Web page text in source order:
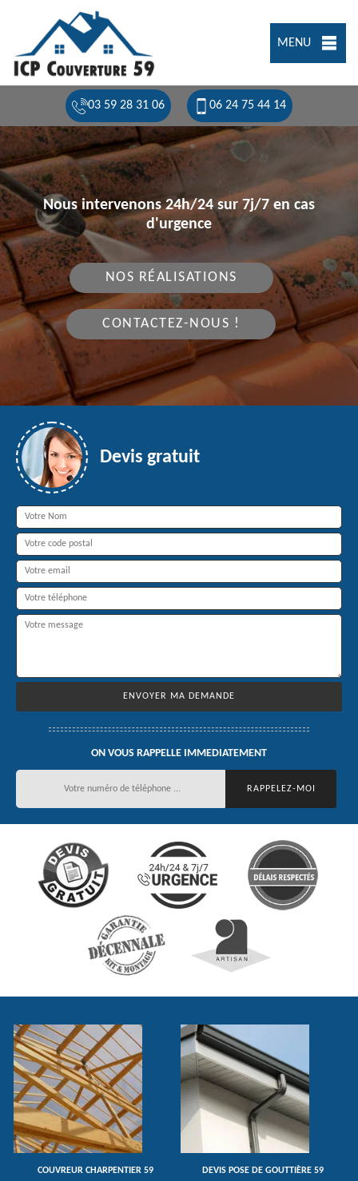
MENU
03 59 28 31 06 06 24 75 44 14
Nous intervenons 24h/24 sur 7j/7 en cas
d'urgence
NOS RÉALISATIONS
CONTACTEZ-NOUS !
Devis gratuit
ON VOUS RAPPELLE IMMEDIATEMENT
COUVREUR CHARPENTIER 59 DEVIS POSE DE GOUTTIÈRE 59